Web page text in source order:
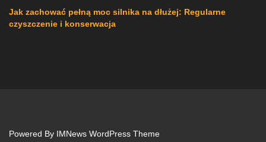
Jak zachować pełną moc silnika na dłużej: Regularne
czyszczenie i konserwacja
Powered By IMNews WordPress Theme